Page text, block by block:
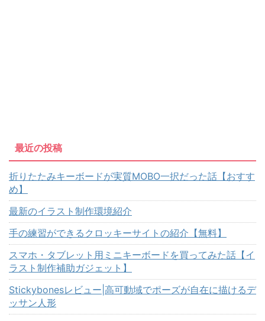
最近の投稿
折りたたみキーボードが実質MOBO一択だった話【おすす
め】
最新のイラスト制作環境紹介
手の練習ができるクロッキーサイトの紹介【無料】
スマホ・タブレット用ミニキーボードを買ってみた話【イ
ラスト制作補助ガジェット】
Stickybonesレビュー|高可動域でポーズが自在に描けるデ
ッサン人形